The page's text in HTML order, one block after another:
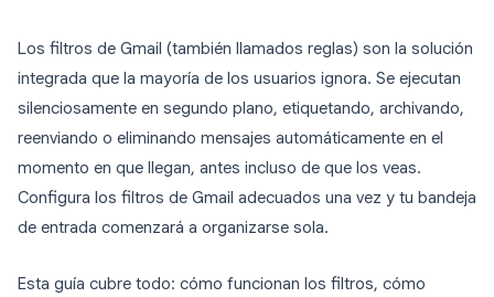
Los filtros de Gmail (también llamados reglas) son la solución
integrada que la mayoría de los usuarios ignora. Se ejecutan
silenciosamente en segundo plano, etiquetando, archivando,
reenviando o eliminando mensajes automáticamente en el
momento en que llegan, antes incluso de que los veas.
Configura los filtros de Gmail adecuados una vez y tu bandeja
de entrada comenzará a organizarse sola.
Esta guía cubre todo: cómo funcionan los filtros, cómo